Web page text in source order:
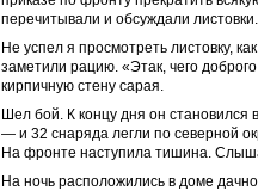
перечитывали и обсуждали листовки.
Не успел я просмотреть листовку,
заметили рацию. «Этак, чего
кирпичную стену сарая.
Шел бой. К концу дня он
— и 32 снаряда легли по северной
На фронте наступила тишина.
На ночь расположились в доме